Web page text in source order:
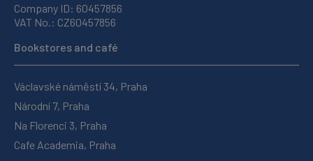
Company ID: 60457856
VAT No.: CZ60457856
Bookstores and café
Václavské náměstí 34, Praha
Národní 7, Praha
Na Florenci 3, Praha
Cafe Academia, Praha